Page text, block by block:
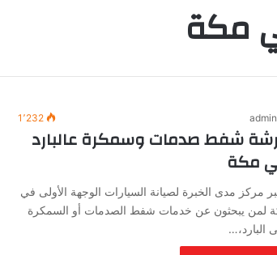
مكة
admin 1٬232
شفط صدمات وسمكرة عالبارد
مكة
مركز مدى الخبرة لصيانة السيارات الوجهة الأولى في
لمن يبحثون عن خدمات شفط الصدمات أو السمكرة
البارد،…